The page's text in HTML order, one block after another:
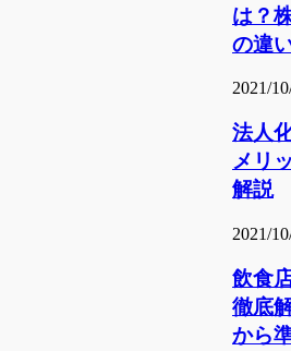
は？
の違
2021/
法人
メリ
解説
2021/
飲食
徹底
から